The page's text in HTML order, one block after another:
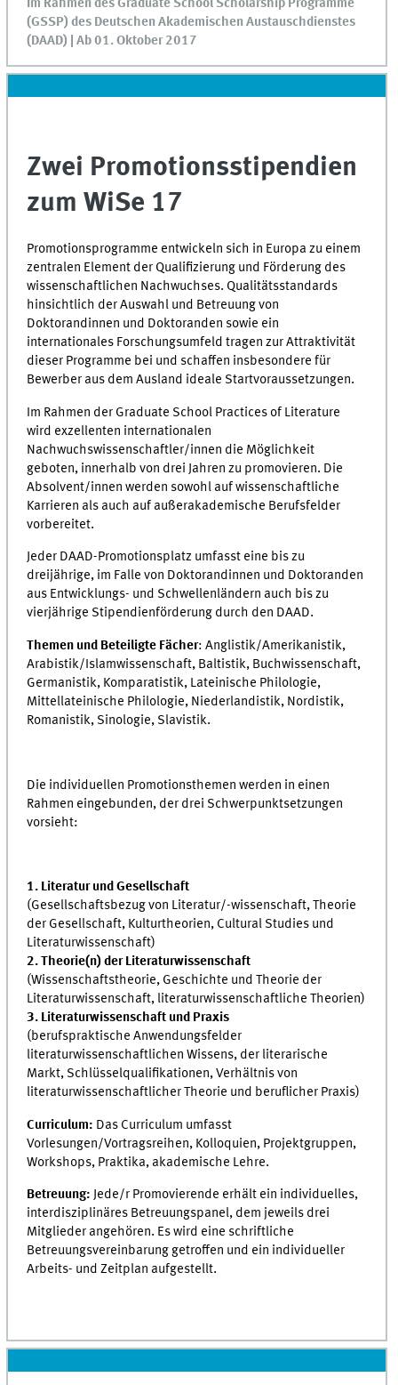
Im Rahmen des Graduate School Scholarship Programme
(GSSP) des Deutschen Akademischen Austauschdienstes
(DAAD) | Ab 01. Oktober 2017
Zwei Promotionsstipendien
zum WiSe 17
Promotionsprogramme entwickeln sich in Europa zu einem
zentralen Element der Qualifizierung und Förderung des
wissenschaftlichen Nachwuchses. Qualitätsstandards
hinsichtlich der Auswahl und Betreuung von
Doktorandinnen und Doktoranden sowie ein
internationales Forschungsumfeld tragen zur Attraktivität
dieser Programme bei und schaffen insbesondere für
Bewerber aus dem Ausland ideale Startvoraussetzungen.
Im Rahmen der Graduate School Practices of Literature
wird exzellenten internationalen
Nachwuchswissenschaftler/innen die Möglichkeit
geboten, innerhalb von drei Jahren zu promovieren. Die
Absolvent/innen werden sowohl auf wissenschaftliche
Karrieren als auch auf außerakademische Berufsfelder
vorbereitet.
Jeder DAAD-Promotionsplatz umfasst eine bis zu
dreijährige, im Falle von Doktorandinnen und Doktoranden
aus Entwicklungs- und Schwellenländern auch bis zu
vierjährige Stipendienförderung durch den DAAD.
Themen und Beteiligte Fächer: Anglistik/Amerikanistik,
Arabistik/Islamwissenschaft, Baltistik, Buchwissenschaft,
Germanistik, Komparatistik, Lateinische Philologie,
Mittellateinische Philologie, Niederlandistik, Nordistik,
Romanistik, Sinologie, Slavistik.
Die individuellen Promotionsthemen werden in einen
Rahmen eingebunden, der drei Schwerpunktsetzungen
vorsieht:
1. Literatur und Gesellschaft
(Gesellschaftsbezug von Literatur/-wissenschaft, Theorie
der Gesellschaft, Kulturtheorien, Cultural Studies und
Literaturwissenschaft)
2. Theorie(n) der Literaturwissenschaft
(Wissenschaftstheorie, Geschichte und Theorie der
Literaturwissenschaft, literaturwissenschaftliche Theorien)
3. Literaturwissenschaft und Praxis
(berufspraktische Anwendungsfelder
literaturwissenschaftlichen Wissens, der literarische
Markt, Schlüsselqualifikationen, Verhältnis von
literaturwissenschaftlicher Theorie und beruflicher Praxis)
Curriculum: Das Curriculum umfasst
Vorlesungen/Vortragsreihen, Kolloquien, Projektgruppen,
Workshops, Praktika, akademische Lehre.
Betreuung: Jede/r Promovierende erhält ein individuelles,
interdisziplinäres Betreuungspanel, dem jeweils drei
Mitglieder angehören. Es wird eine schriftliche
Betreuungsvereinbarung getroffen und ein individueller
Arbeits- und Zeitplan aufgestellt.